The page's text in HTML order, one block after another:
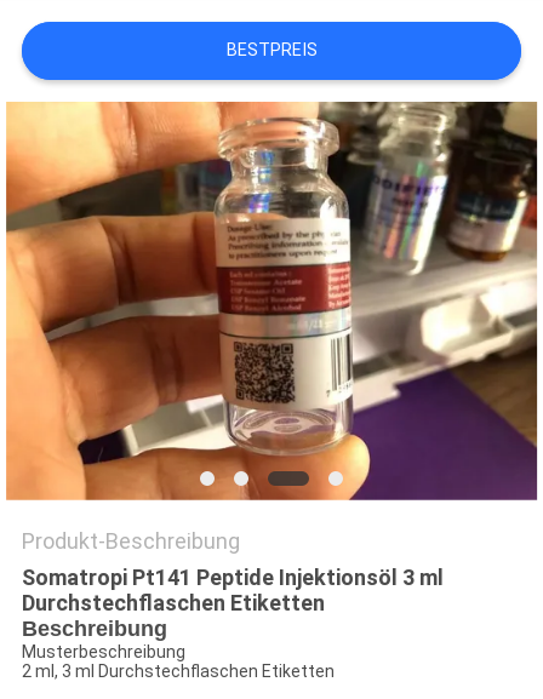
FÄLLE
SITEMAP
PRIVACY
POLICY
BESTPREIS
Produkt-Beschreibung
Somatropi Pt141 Peptide Injektionsöl 3 ml
Durchstechflaschen Etiketten
Beschreibung
Musterbeschreibung
2 ml, 3 ml Durchstechflaschen Etiketten